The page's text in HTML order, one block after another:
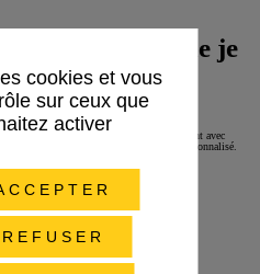
confirmer que je
les contenus et les interactions qu’elles ont avec
d’un service ou d’un produit 100% personnalisé.
cookies et vous
sur ceux que
activer